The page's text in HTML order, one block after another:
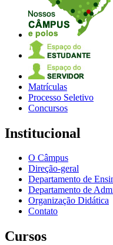
Matrículas
Processo Seletivo
Concursos
Institucional
O Câmpus
Direção-geral
Departamento de
Departamento de
Organização Didática
Contato
Cursos